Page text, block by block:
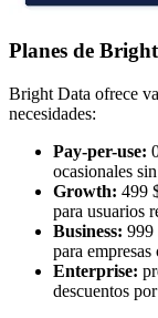
Planes de
Bright Data ofrece
necesidades:
Pay-per-use:
ocasionales
Growth: 499
para usuarios
Business: 999
para
Enterprise:
descuentos